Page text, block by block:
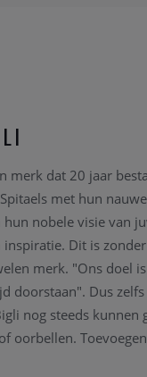
merk dat 20 jaar
met hun
nobele visie van
Dit is
merk. "Ons doel
doorstaan". Dus
nog steeds kunnen
oorbellen.